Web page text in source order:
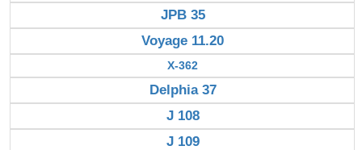
JPB 35
Voyage 11.20
X-362
Delphia 37
J 108
J 109